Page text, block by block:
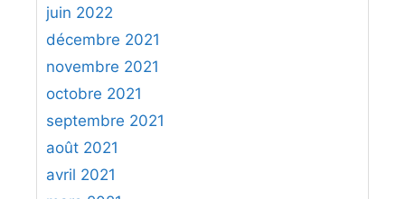
juin 2022
décembre 2021
novembre 2021
octobre 2021
septembre 2021
août 2021
avril 2021